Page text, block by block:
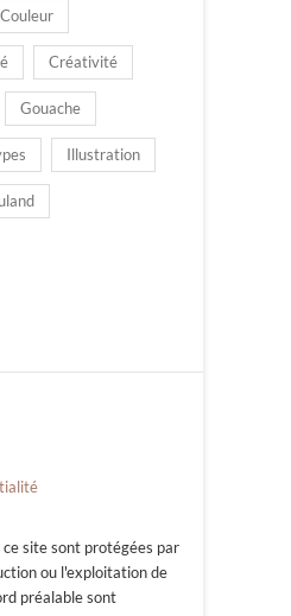
Couleur
Créativité
Gouache
Illustration
site sont protégées par
ou l'exploitation de
préalable sont